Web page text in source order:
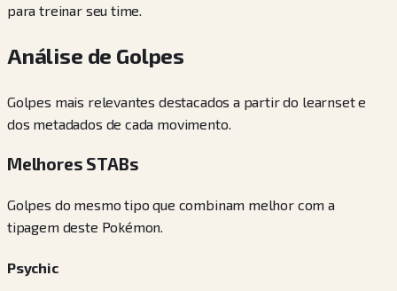
para treinar seu time.
Análise de Golpes
Golpes mais relevantes destacados a partir do learnset e
dos metadados de cada movimento.
Melhores STABs
Golpes do mesmo tipo que combinam melhor com a
tipagem deste Pokémon.
Psychic